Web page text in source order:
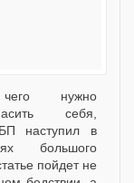
себя,
наступил в
большого
пойдет не